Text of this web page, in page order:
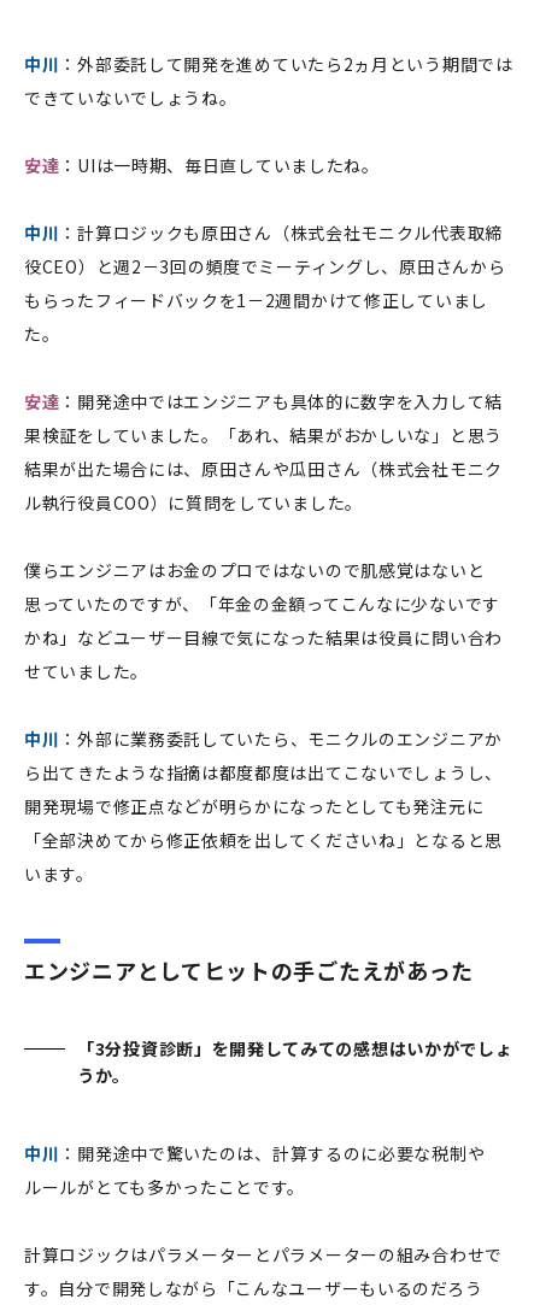
中川 ：外部委託して開発を進めていたら2ヵ月という期間では
できていないでしょうね。
安達 ：UIは一時期、毎日直していましたね。
中川 ：計算ロジックも原田さん（株式会社モニクル代表取締
役CEO）と週2－3回の頻度でミーティングし、原田さんから
もらったフィードバックを1－2週間かけて修正していまし
た。
安達 ：開発途中ではエンジニアも具体的に数字を入力して結
果検証をしていました。「あれ、結果がおかしいな」と思う
結果が出た場合には、原田さんや瓜田さん（株式会社モニク
ル執行役員COO）に質問をしていました。
僕らエンジニアはお金のプロではないので肌感覚はないと
思っていたのですが、「年金の金額ってこんなに少ないです
かね」などユーザー目線で気になった結果は役員に問い合わ
せていました。
中川 ：外部に業務委託していたら、モニクルのエンジニアか
ら出てきたような指摘は都度都度は出てこないでしょうし、
開発現場で修正点などが明らかになったとしても発注元に
「全部決めてから修正依頼を出してくださいね」となると思
います。
エンジニアとしてヒットの手ごたえがあった
「3分投資診断」を開発してみての感想はいかがでしょ
うか。
中川 ：開発途中で驚いたのは、計算するのに必要な税制や
ルールがとても多かったことです。
計算ロジックはパラメーターとパラメーターの組み合わせで
す。自分で開発しながら「こんなユーザーもいるのだろう